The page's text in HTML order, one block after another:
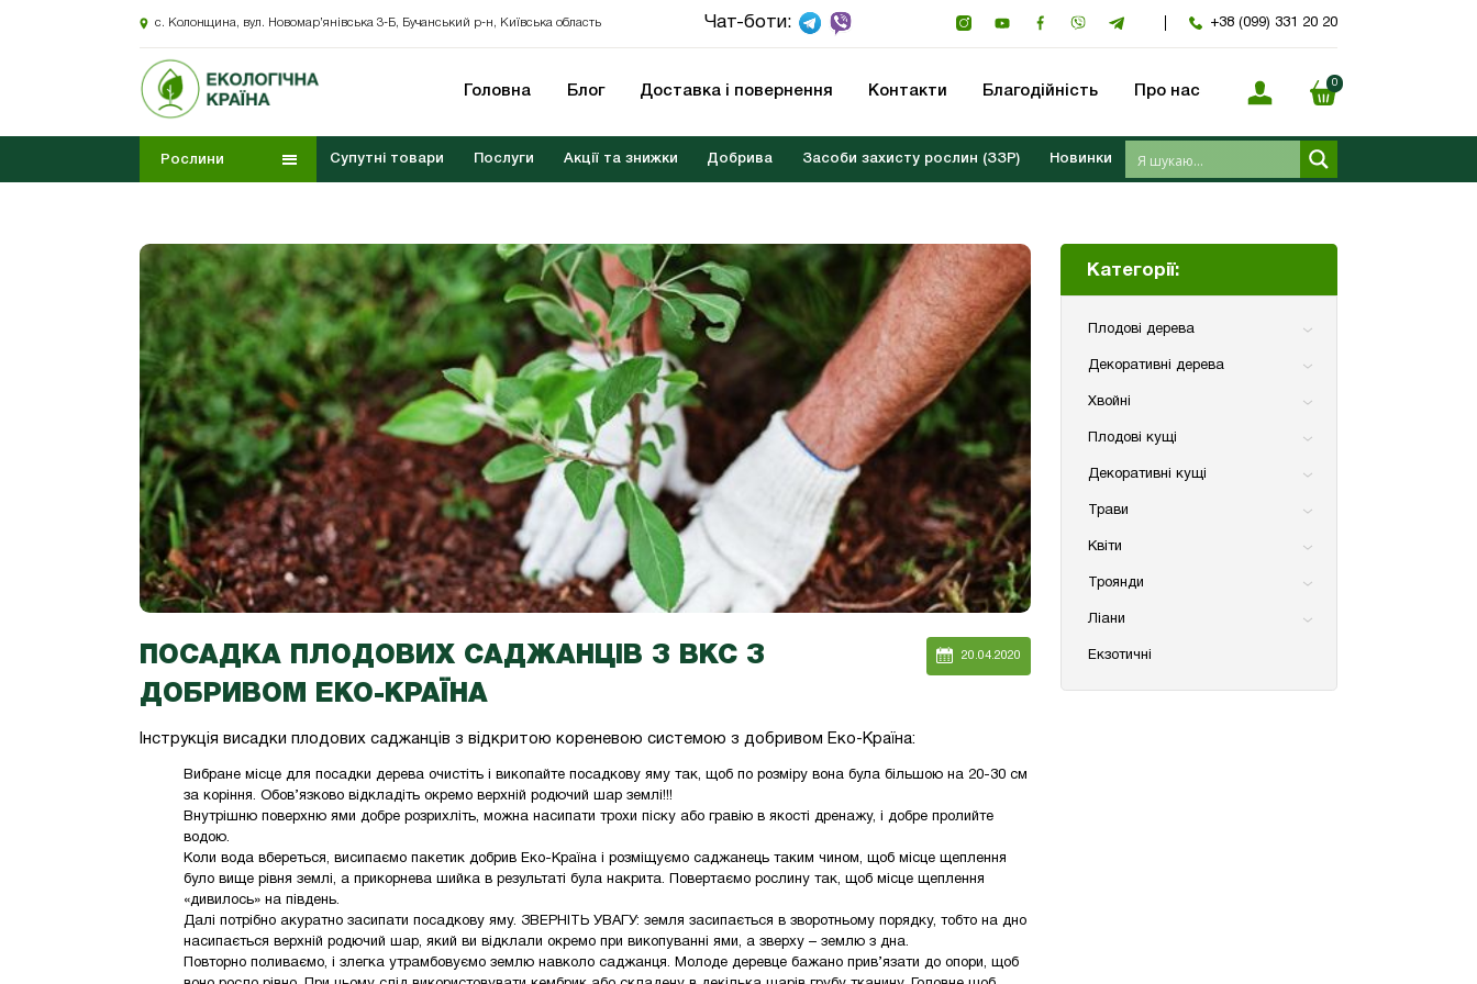
с. Колонщина, вул. Новомар’янівська 3-Б, Бучанський р-н, Київська область Чат-боти: +38 (099) 331 20 20
Головна Блог Доставка і повернення Контакти Благодійність Про нас 0
Рослини Супутні товари Послуги Акції та знижки Добрива Засоби захисту рослин (ЗЗР) Новинки
ПОСАДКА ПЛОДОВИХ САДЖАНЦІВ З ВКС З
ДОБРИВОМ ЕКО-КРАЇНА
20.04.2020
Інструкція висадки плодових саджанців з відкритою кореневою системою з добривом Еко-Країна:
Вибране місце для посадки дерева очистіть і викопайте посадкову яму так, щоб по розміру вона була більшою на 20-30 см
за коріння. Обов’язково відкладіть окремо верхній родючий шар землі!!!
Внутрішню поверхню ями добре розрихліть, можна насипати трохи піску або гравію в якості дренажу, і добре пролийте
водою.
Коли вода вбереться, висипаємо пакетик добрив Еко-Країна і розміщуємо саджанець таким чином, щоб місце щеплення
було вище рівня землі, а прикорнева шийка в результаті була накрита. Повертаємо рослину так, щоб місце щеплення
«дивилось» на південь.
Далі потрібно акуратно засипати посадкову яму. ЗВЕРНІТЬ УВАГУ: земля засипається в зворотньому порядку, тобто на дно
насипається верхній родючий шар, який ви відклали окремо при викопуванні ями, а зверху – землю з дна.
Повторно поливаємо, і злегка утрамбовуємо землю навколо саджанця. Молоде деревце бажано прив’язати до опори, щоб
Категорії:
Плодові дерева
Декоративні дерева
Хвойні
Плодові кущі
Декоративні кущі
Трави
Квіти
Троянди
Ліани
Екзотичні